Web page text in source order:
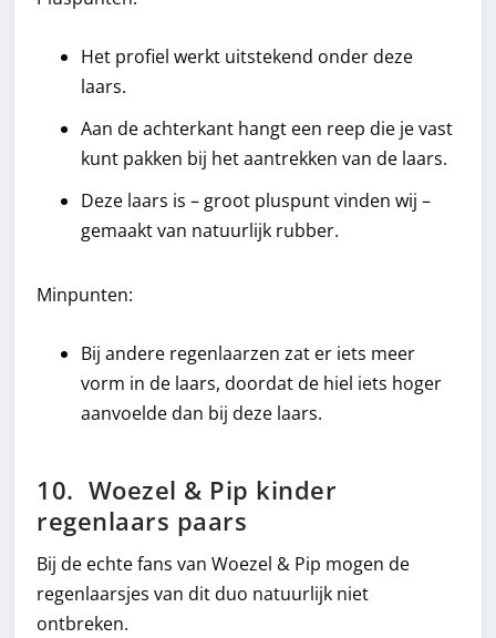
Het profiel werkt uitstekend onder deze
laars.
Aan de achterkant hangt een reep die je vast
kunt pakken bij het aantrekken van de laars.
Deze laars is – groot pluspunt vinden wij –
gemaakt van natuurlijk rubber.
Minpunten:
Bij andere regenlaarzen zat er iets meer
vorm in de laars, doordat de hiel iets hoger
aanvoelde dan bij deze laars.
10. Woezel & Pip kinder
regenlaars paars
Bij de echte fans van Woezel & Pip mogen de
regenlaarsjes van dit duo natuurlijk niet
ontbreken.